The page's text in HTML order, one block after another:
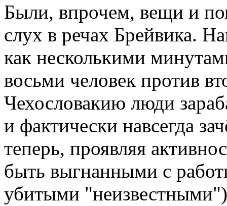
Были, впрочем, вещи и
слух в речах Брейвика.
как несколькими
восьми человек против
Чехословакию люди
и фактически навсегда
теперь, проявляя
быть выгнанными с
убитыми